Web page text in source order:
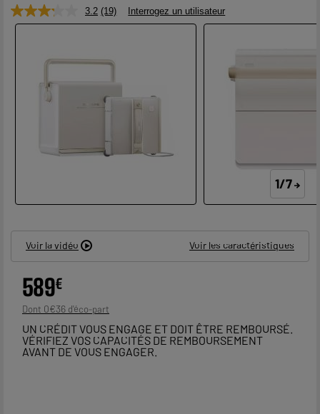
3.2 Lire
19
sur
même
page.
(19) Interrogez un utilisateur
1/7
Voir la vidéo Voir les caractéristiques
589€
Dont 0€36
UN CRÉDIT VOUS ENGAGE ET DOIT ÊTRE REMBOURSÉ.
VÉRIFIEZ VOS CAPACITÉS DE REMBOURSEMENT
AVANT DE VOUS ENGAGER.